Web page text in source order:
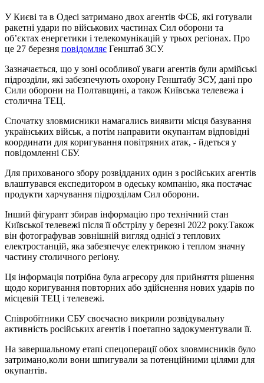
У Києві та в Одесі затримано двох агентів ФСБ, які готували
ракетні удари по військових частинах Сил оборони та
об’єктах енергетики і телекомунікацій у трьох регіонах. Про
це 27 березня повідомляє Генштаб ЗСУ.
Зазначається, що у зоні особливої уваги агентів були армійські
підрозділи, які забезпечують охорону Генштабу ЗСУ, дані про
Сили оборони на Полтавщині, а також Київська телевежа і
столична ТЕЦ.
Спочатку зловмисники намагались виявити місця базування
українських військ, а потім направити окупантам відповідні
координати для коригування повітряних атак, - йдеться у
повідомленні СБУ.
Для прихованого збору розвідданих один з російських агентів
влаштувався експедитором в одеську компанію, яка постачає
продукти харчування підрозділам Сил оборони.
Інший фігурант збирав інформацію про технічний стан
Київської телевежі після її обстрілу у березні 2022 року.Також
він фотографував зовнішній вигляд однієї з теплових
електростанцій, яка забезпечує електрикою і теплом значну
частину столичного регіону.
Ця інформація потрібна була агресору для прийняття рішення
щодо коригування повторних або здійснення нових ударів по
місцевій ТЕЦ і телевежі.
Співробітники СБУ своєчасно викрили розвідувальну
активність російських агентів і поетапно задокументували її.
На завершальному етапі спецоперації обох зловмисників було
затримано,коли вони шпигували за потенційними цілями для
окупантів.